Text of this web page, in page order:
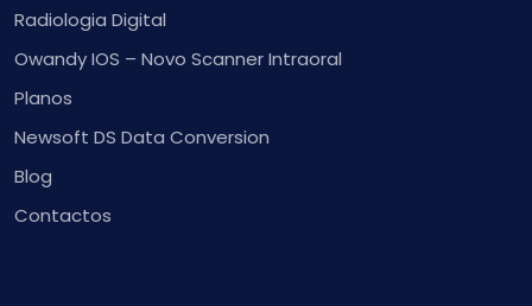
Radiologia Digital
Owandy IOS – Novo Scanner Intraoral
Planos
Newsoft DS Data Conversion
Blog
Contactos